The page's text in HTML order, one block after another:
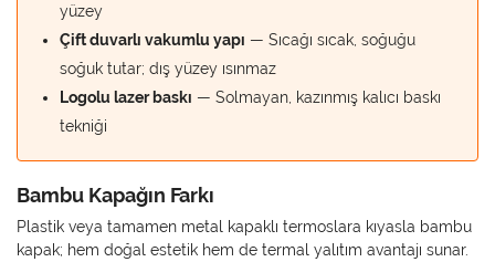
yüzey
Çift duvarlı vakumlu yapı — Sıcağı sıcak, soğuğu
soğuk tutar; dış yüzey ısınmaz
Logolu lazer baskı — Solmayan, kazınmış kalıcı baskı
tekniği
Bambu Kapağın Farkı
Plastik veya tamamen metal kapaklı termoslara kıyasla bambu
kapak; hem doğal estetik hem de termal yalıtım avantajı sunar.